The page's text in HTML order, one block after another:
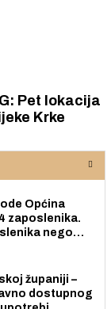
Pet lokacija
Krke
Općina
zaposlenika.
nego
županiji –
dostupnog